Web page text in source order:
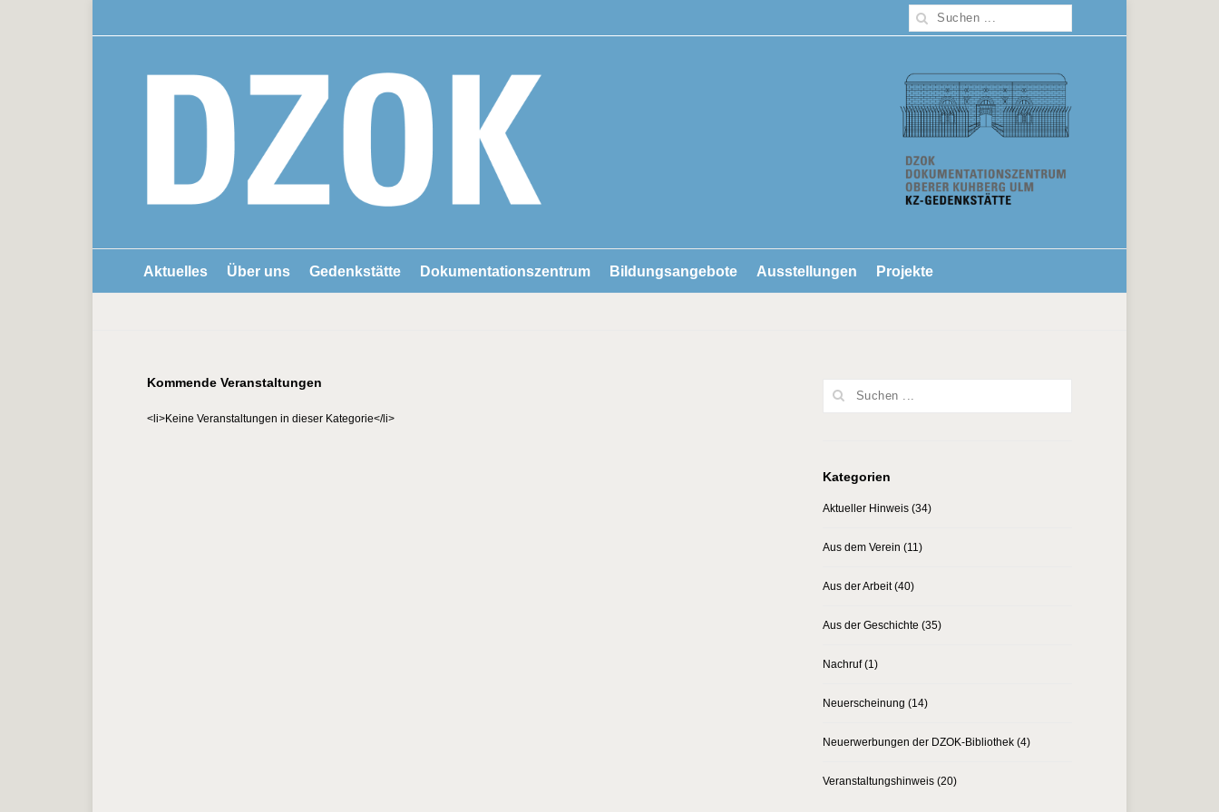
Aktuelles Über uns Gedenkstätte Dokumentationszentrum Bildungsangebote Ausstellungen Projekte
Kommende Veranstaltungen
<li>Keine Veranstaltungen in dieser Kategorie</li>
Kategorien
Aktueller Hinweis(34)
Aus dem Verein (11)
Aus der Arbeit(40)
Aus der Geschichte (35)
Nachruf(1)
Neuerscheinung (14)
Neuerwerbungen der DZOK-Bibliothek(4)
Veranstaltungshinweis(20)